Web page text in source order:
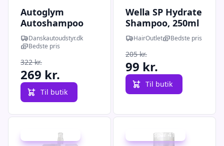
Autoglym
Autoshampoo
med voks - Ultra
High Definition
Danskautoudstyr.dk
Bedste pris
322 kr.
269 kr.
Til butik
Wella SP Hydrate
Shampoo, 250ml
HairOutlet Bedste pris
205 kr.
99 kr.
Til butik
Udsalg - spar 14 % Udsalg - spar 41 %